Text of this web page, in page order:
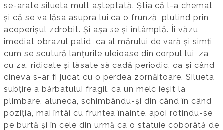
se-arate silueta mult așteptată. Știa că l-a chemat
și că se va lăsa asupra lui ca o frunză, plutind prin
acoperișul zdrobit. Și așa se și întâmplă. Îi văzu
imediat obrazul palid, ca al mărului de vară și simți
cum se scutură lanțurile uleioase din corpul lui, za
cu za, ridicate și lăsate să cadă periodic, ca și când
cineva s-ar fi jucat cu o perdea zornăitoare. Silueta
subțire a bărbatului fragil, ca un melc ieșit la
plimbare, aluneca, schimbându-și din când în când
poziția, mai întâi cu fruntea înainte, apoi rotindu-se
pe burtă și în cele din urmă ca o statuie coborâtă de